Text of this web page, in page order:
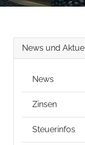
News und
News
Zinsen
Steuerinfos